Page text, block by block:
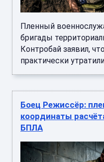
Пленный
бригады
Контробай заявил,
практически
Боец Режиссёр:
координаты
БПЛА